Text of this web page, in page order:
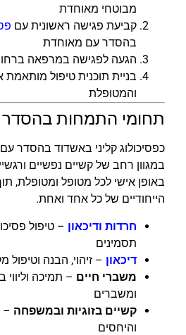
מבוטחי מאוחדת
קביעת פגישה ראשונית עם
בהסדר עם מאוחדת
הגעה לפגישה במרפאה ברחוב כנרת
בניית תוכנית טיפול
והמטופלת
תחומי התמחות
כפסיכולוג קליני באשדוד בהסדר
במגוון רחב של קשיים נפשיים
באופן אישי לכל מטופל ומטופלת,
הייחודיים של כל אחד ואחת.
חרדות ודיכאון – טיפול
תסמינים
דיכאון – זיהוי, הבנה וטיפול
משברי חיים – תמיכה וליווי
ומשברים
קשיים בזוגיות ובמשפחה –
והיחסים